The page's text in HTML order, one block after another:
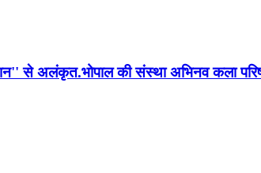
से अलंकृत.भोपाल की संस्था अभिनव कला